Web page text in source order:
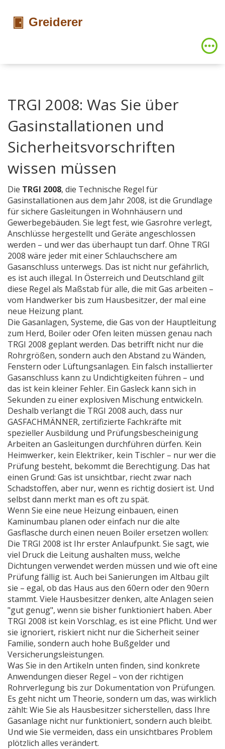
TRGI 2008: Was Sie über
Gasinstallationen und
Sicherheitsvorschriften
wissen müssen
Die TRGI 2008, die Technische Regel für
Gasinstallationen aus dem Jahr 2008, ist die Grundlage
für sichere Gasleitungen in Wohnhäusern und
Gewerbegebäuden. Sie legt fest, wie Gasrohre verlegt,
Anschlüsse hergestellt und Geräte angeschlossen
werden – und wer das überhaupt tun darf. Ohne TRGI
2008 wäre jeder mit einer Schlauchschere am
Gasanschluss unterwegs. Das ist nicht nur gefährlich,
es ist auch illegal. In Österreich und Deutschland gilt
diese Regel als Maßstab für alle, die mit Gas arbeiten –
vom Handwerker bis zum Hausbesitzer, der mal eine
neue Heizung plant.
Die Gasanlagen, Systeme, die Gas von der Hauptleitung
zum Herd, Boiler oder Ofen leiten müssen genau nach
TRGI 2008 geplant werden. Das betrifft nicht nur die
Rohrgrößen, sondern auch den Abstand zu Wänden,
Fenstern oder Lüftungsanlagen. Ein falsch installierter
Gasanschluss kann zu Undichtigkeiten führen – und
das ist kein kleiner Fehler. Ein Gasleck kann sich in
Sekunden zu einer explosiven Mischung entwickeln.
Deshalb verlangt die TRGI 2008 auch, dass nur
GASFACHMÄNNER, zertifizierte Fachkräfte mit
spezieller Ausbildung und Prüfungsbescheinigung
Arbeiten an Gasleitungen durchführen dürfen. Kein
Heimwerker, kein Elektriker, kein Tischler – nur wer die
Prüfung besteht, bekommt die Berechtigung. Das hat
einen Grund: Gas ist unsichtbar, riecht zwar nach
Schadstoffen, aber nur, wenn es richtig dosiert ist. Und
selbst dann merkt man es oft zu spät.
Wenn Sie eine neue Heizung einbauen, einen
Kaminumbau planen oder einfach nur die alte
Gasflasche durch einen neuen Boiler ersetzen wollen:
Die TRGI 2008 ist Ihr erster Anlaufpunkt. Sie sagt, wie
viel Druck die Leitung aushalten muss, welche
Dichtungen verwendet werden müssen und wie oft eine
Prüfung fällig ist. Auch bei Sanierungen im Altbau gilt
sie – egal, ob das Haus aus den 60ern oder den 90ern
stammt. Viele Hausbesitzer denken, alte Anlagen seien
"gut genug", wenn sie bisher funktioniert haben. Aber
TRGI 2008 ist kein Vorschlag, es ist eine Pflicht. Und wer
sie ignoriert, riskiert nicht nur die Sicherheit seiner
Familie, sondern auch hohe Bußgelder und
Versicherungsleistungen.
Was Sie in den Artikeln unten finden, sind konkrete
Anwendungen dieser Regel – von der richtigen
Rohrverlegung bis zur Dokumentation von Prüfungen.
Es geht nicht um Theorie, sondern um das, was wirklich
zählt: Wie Sie als Hausbesitzer sicherstellen, dass Ihre
Gasanlage nicht nur funktioniert, sondern auch bleibt.
Und wie Sie vermeiden, dass ein unsichtbares Problem
plötzlich alles verändert.